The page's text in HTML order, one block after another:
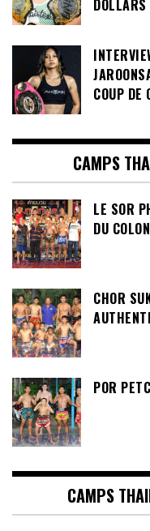
COUP DE
CAMPS
LE SOR
DU
CHOR
POR
CAMPS